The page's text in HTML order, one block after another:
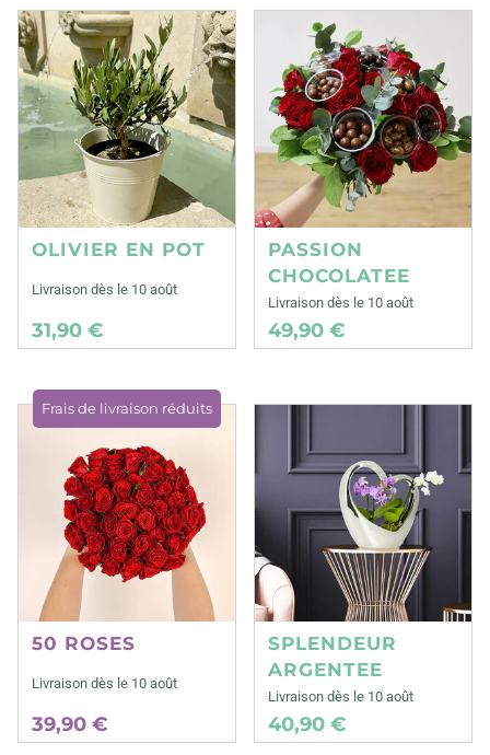
OLIVIER EN POT
Livraison dès le 10 août
31,90 €
PASSION
CHOCOLATEE
Livraison dès le 10 août
49,90 €
Frais de livraison réduits
50 ROSES
Livraison dès le 10 août
39,90 €
SPLENDEUR
ARGENTEE
Livraison dès le 10 août
40,90 €